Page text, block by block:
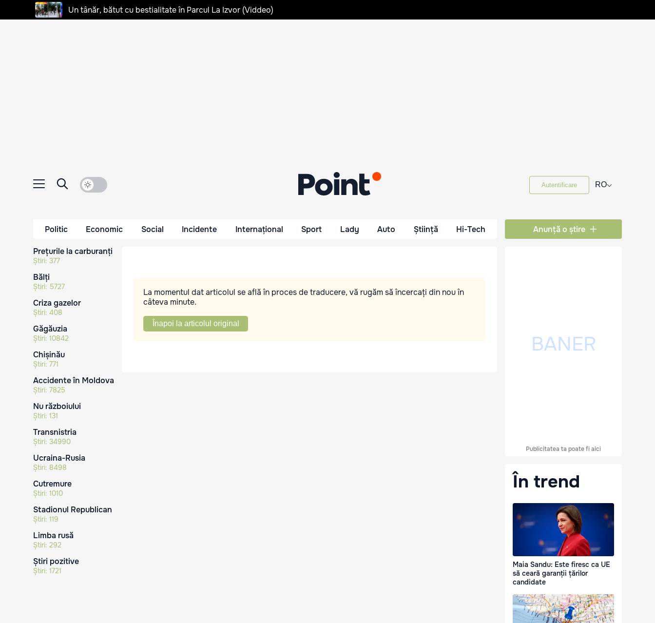
Un tânăr, bătut cu bestialitate în Parcul La Izvor (Viddeo)
Autentificare RO⌵
Politic Economic Social Incidente Internațional Sport Lady Auto Știință Hi-Tech Anunță o știre
Prețurile la carburanți
Știri: 377
Bălți
Știri: 5727
Criza gazelor
Știri: 408
Găgăuzia
Știri: 10842
Chișinău
Știri: 771
Accidente în Moldova
Știri: 7825
Nu războiului
Știri: 131
Transnistria
Știri: 34990
Ucraina-Rusia
Știri: 8498
Cutremure
Știri: 1010
Stadionul Republican
Știri: 119
Limba rusă
Știri: 292
Știri pozitive
Știri: 1721
La momentul dat articolul se află în proces de traducere, vă rugăm să încercați din nou în
câteva minute.
Înapoi la articolul original
Publicitatea ta poate fi aici
În trend
Maia Sandu: Este firesc ca UE
să ceară garanții țărilor
candidate